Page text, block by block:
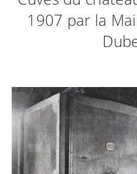
1907 par la